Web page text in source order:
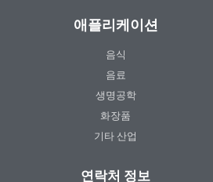
애플리케이션
음식
음료
생명공학
화장품
기타 산업
연락처 정보